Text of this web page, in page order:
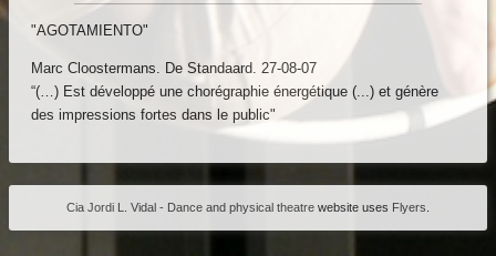
"AGOTAMIENTO"
Marc Cloostermans. De Standaard. 27-08-07
“(…) Est développé une chorégraphie énergétique (...) et génère
des impressions fortes dans le public"
Cia Jordi L. Vidal - Dance and physical theatre website uses Flyers